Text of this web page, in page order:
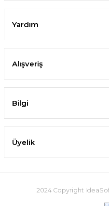
Yardım
Alışveriş
Bilgi
Üyelik
2024 Copyright